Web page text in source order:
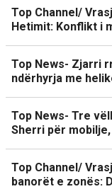
Top Channel/
Hetimit: Konflikt i
Top News- Zjarri
ndërhyrja me
Top News- Tre
Sherri për
Top Channel/
banorët e zonës: